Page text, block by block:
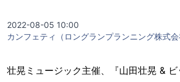
2022-08-05 10:00
カンフェティ（ロングランプランニング株式会
壮晃ミュージック主催、『山田壮晃 &